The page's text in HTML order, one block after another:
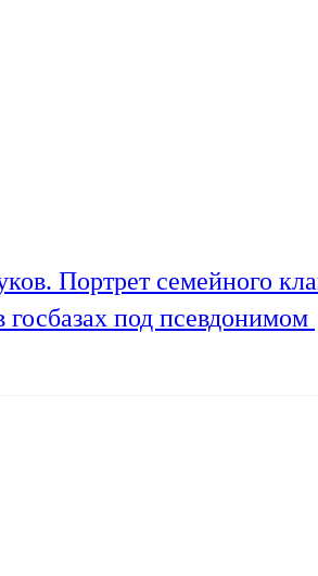
Портрет семейного
госбазах под псевдонимом